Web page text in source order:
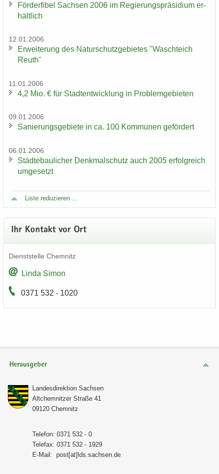
För­der­fi­bel Sach­sen 2006 im Re­gie­rungs­prä­si­di­um er­
hält­lich
12.01.2006
Er­wei­te­rung des Na­tur­schutz­ge­bie­tes "Wasch­teich
Reuth"
11.01.2006
4,2 Mio. € für Stadt­ent­wick­lung in Pro­blem­ge­bie­ten
09.01.2006
Sa­nie­rungs­ge­bie­te in ca. 100 Kom­mu­nen ge­för­dert
06.01.2006
Städ­te­bau­li­cher Denk­mal­schutz auch 2005 er­folg­reich
um­ge­setzt
Liste re­du­zie­ren ...
Ihr Kon­takt vor Ort
Dienst­stel­le Chem­nitz
Linda Simon
0371 532 - 1020
Herausgeber
Lan­des­di­rek­ti­on Sach­sen
Alt­chem­nit­zer Stra­ße 41
09120 Chem­nitz
Te­le­fon: 0371 532 - 0
Te­le­fax: 0371 532 - 1929
E-​Mail: post[at]lds.sach­sen.de